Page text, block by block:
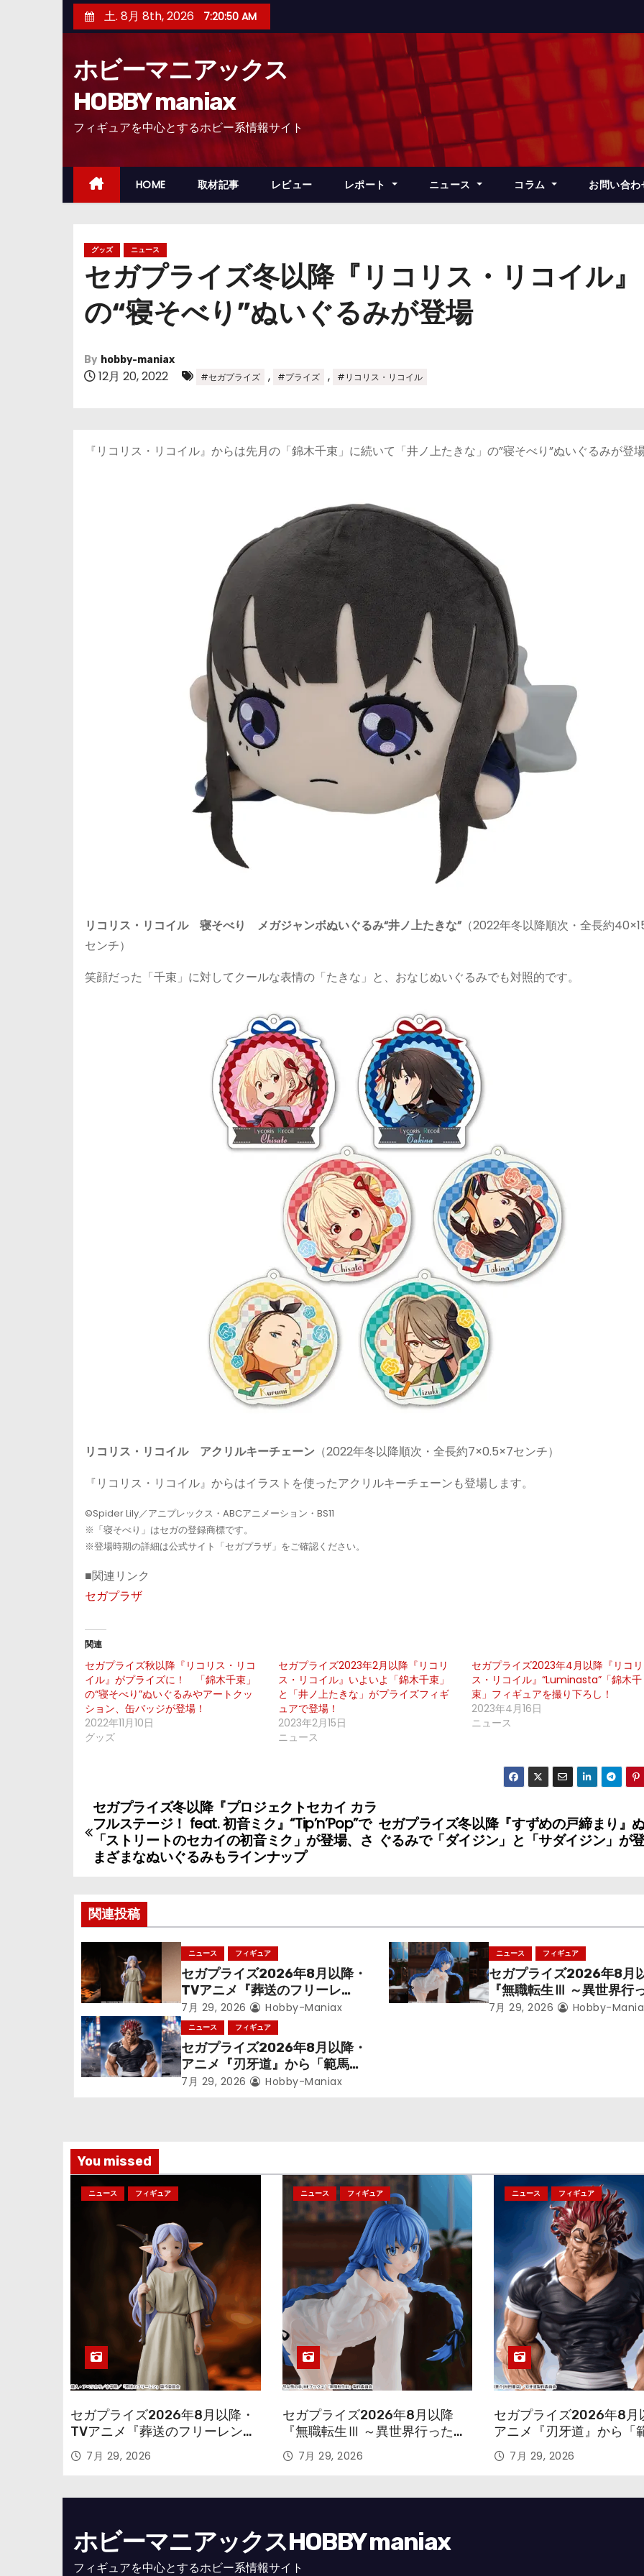
ン
ッ
土. 8月 8th, 2026 7:20:51 AM
ホビーマニアックス
HOBBY maniax
フィギュアを中心とするホビー系情報サイト
HOME 取材記事 レビュー レポート ニュース コラム お問い合わ
グッズ ニュース
セガプライズ冬以降『リコリス・リコイル
の“寝そべり”ぬいぐるみが登場
By hobby-maniax
12月 20, 2022 #セガプライズ , #プライズ , #リコリス・リコイル
『リコリス・リコイル』からは先月の「錦木千束」に続いて「井ノ上たきな」の”寝そべり”ぬいぐるみが登
リコリス・リコイル 寝そべり メガジャンボぬいぐるみ“井ノ上たきな”（2022年冬以降順次・全長約
センチ）
笑顔だった「千束」に対してクールな表情の「たきな」と、おなじぬいぐるみでも対照的です。
リコリス・リコイル アクリルキーチェーン （2022年冬以降順次・全長約7×0.5×7センチ）
『リコリス・リコイル』からはイラストを使ったアクリルキーチェーンも登場します。
©Spider Lily／アニプレックス・ABCアニメーション・BS11
※「寝そべり」はセガの登録商標です。
※登場時期の詳細は公式サイト「セガプラザ」をご確認ください。
■関連リンク
セガプラザ
関連
セガプライズ秋以降『リコリス・リコ
イル』がプライズに！ 「錦木千束」
の“寝そべり”ぬいぐるみやアートクッ
ション、缶バッジが登場！
2022年11月10日
グッズ
セガプライズ2023年2月以降『リコリ
ス・リコイル』いよいよ「錦木千束」
と「井ノ上たきな」がプライズフィギ
ュアで登場！
2023年2月15日
ニュース
セガプライズ2023年4月以降『リコリ
ス・リコイル』“Luminasta”「錦木千
束」フィギュアを撮り下ろし！
2023年4月16日
ニュース
投
稿
ビ
ゲ
ー
シ
ョ
ン
セガプライズ冬以降『すずめの戸締まり』
ぐるみで「ダイジン」と「サダイジン」が
セガプライズ冬以降『プロジェクトセカイ カラ
フルステージ！ feat. 初音ミク』“Tip’n’Pop”で
「ストリートのセカイの初音ミク」が登場、さ
まざまなぬいぐるみもラインナップ
関連投稿
ニュース フィギュア
セガプライズ2026年8月以降・
TVアニメ『葬送のフリーレ
ン』鉱山で300年働くことにな
っっちゃった「フリーレン」を
立体化！
7月 29, 2026 Hobby-Maniax
ニュース フィギュア
セガプライズ2026年8月
『無職転生Ⅲ ～異世界行
本気だす～』から「ロキ
7月 29, 2026 Hobby-
ニュース フィギュア
セガプライズ2026年8月以降・
アニメ『刃牙道』から「範馬勇
次郎」が登場ッッ!!
7月 29, 2026 Hobby-Maniax
You missed
ニュース フィギュア
セガプライズ2026年8月以降・
TVアニメ『葬送のフリーレン』
鉱山で300年働くことになっっ
ちゃった「フリーレン」を立体
7月 29, 2026
ニュース フィギュア
セガプライズ2026年8月以降
『無職転生Ⅲ ～異世界行ったら
本気だす～』から「ロキシー」
のフィギュアが登場！
7月 29, 2026
ニュース フィギュア
セガプライズ2026年8月
アニメ『刃牙道』から「
次郎」が登場ッッ!!
7月 29, 2026
ホビーマニアックスHOBBY maniax
フィギュアを中心とするホビー系情報サイト